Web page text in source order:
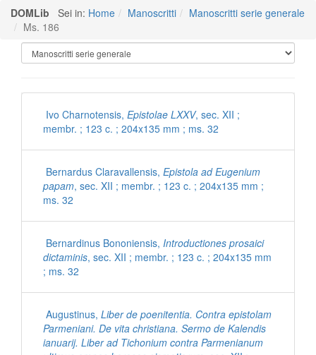
DOMLib Sei in: Home Manoscritti
Manoscritti serie generale
Ms. 186
Manoscritti Polironiani
Ivo Charnotensis, Epistolae LXXV, sec. XII ;
membr. ; 123 c. ; 204x135 mm ; ms. 32
Bernardus Claravallensis, Epistola ad Eugenium
papam, sec. XII ; membr. ; 123 c. ; 204x135 mm ;
ms. 32
Bernardinus Bononiensis, Introductiones prosaici
dictaminis, sec. XII ; membr. ; 123 c. ; 204x135 mm
; ms. 32
Augustinus, Liber de poenitentia. Contra epistolam
Parmeniani. De vita christiana. Sermo de Kalendis
ianuarij. Liber ad Tichonium contra Parmenianum